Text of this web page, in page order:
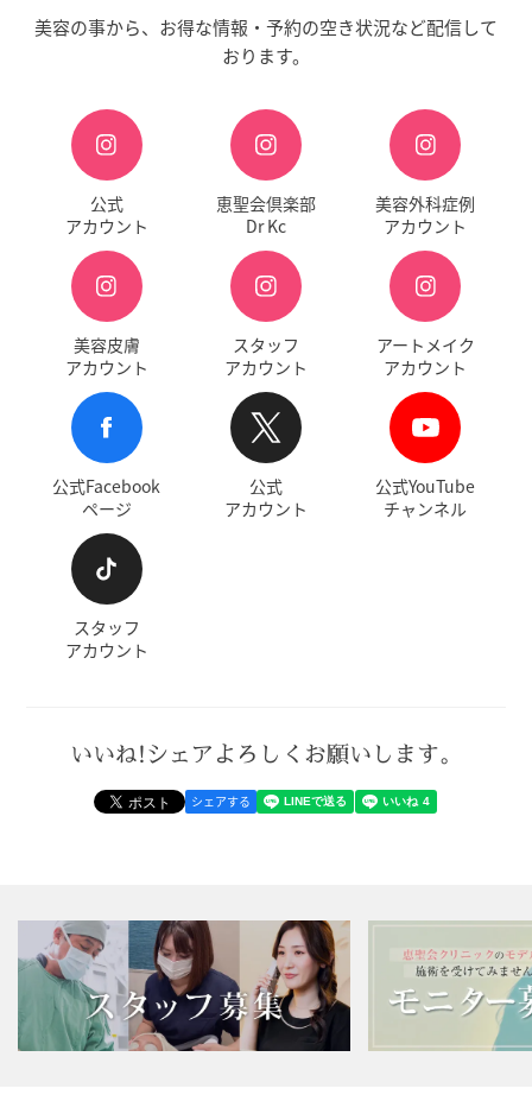
美容の事から、お得な情報・予約の空き状況など配信して
おります。
公式
アカウント
恵聖会倶楽部
Dr Kc
美容外科症例
アカウント
美容皮膚
アカウント
スタッフ
アカウント
アートメイク
アカウント
公式Facebook
ページ
公式
アカウント
公式YouTube
チャンネル
スタッフ
アカウント
いいね!シェアよろしくお願いします。
シェアする